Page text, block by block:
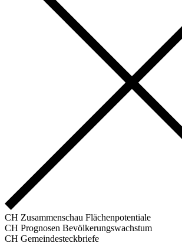
CH Zusammenschau Flächenpotentiale
CH Prognosen Bevölkerungswachstum
CH Gemeindesteckbriefe